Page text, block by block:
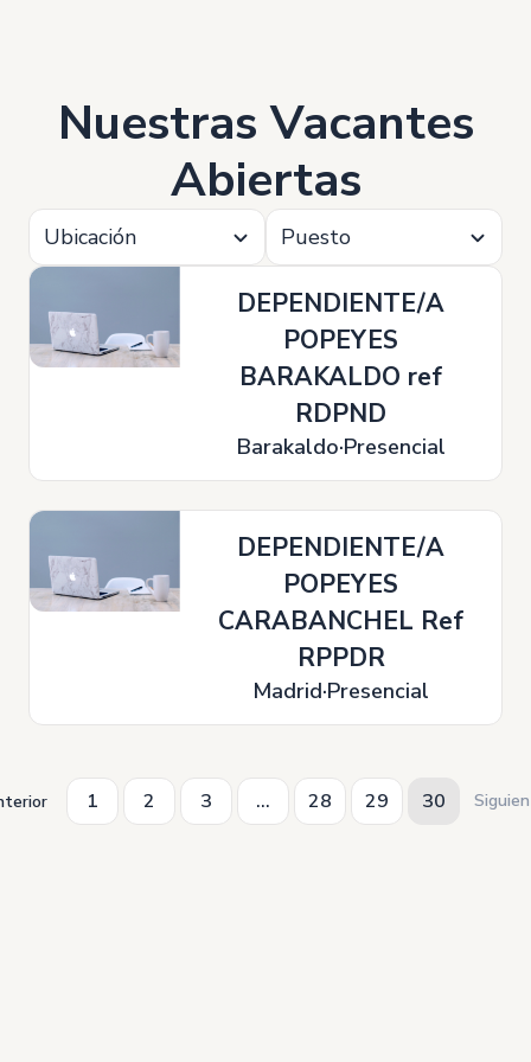
Nuestras Vacantes
Abiertas
Ubicación Puesto
DEPENDIENTE/A
POPEYES
BARAKALDO ref
RDPND
Barakaldo Presencial
DEPENDIENTE/A
POPEYES
CARABANCHEL Ref
RPPDR
Madrid Presencial
1 2 3 ... 28 29 30